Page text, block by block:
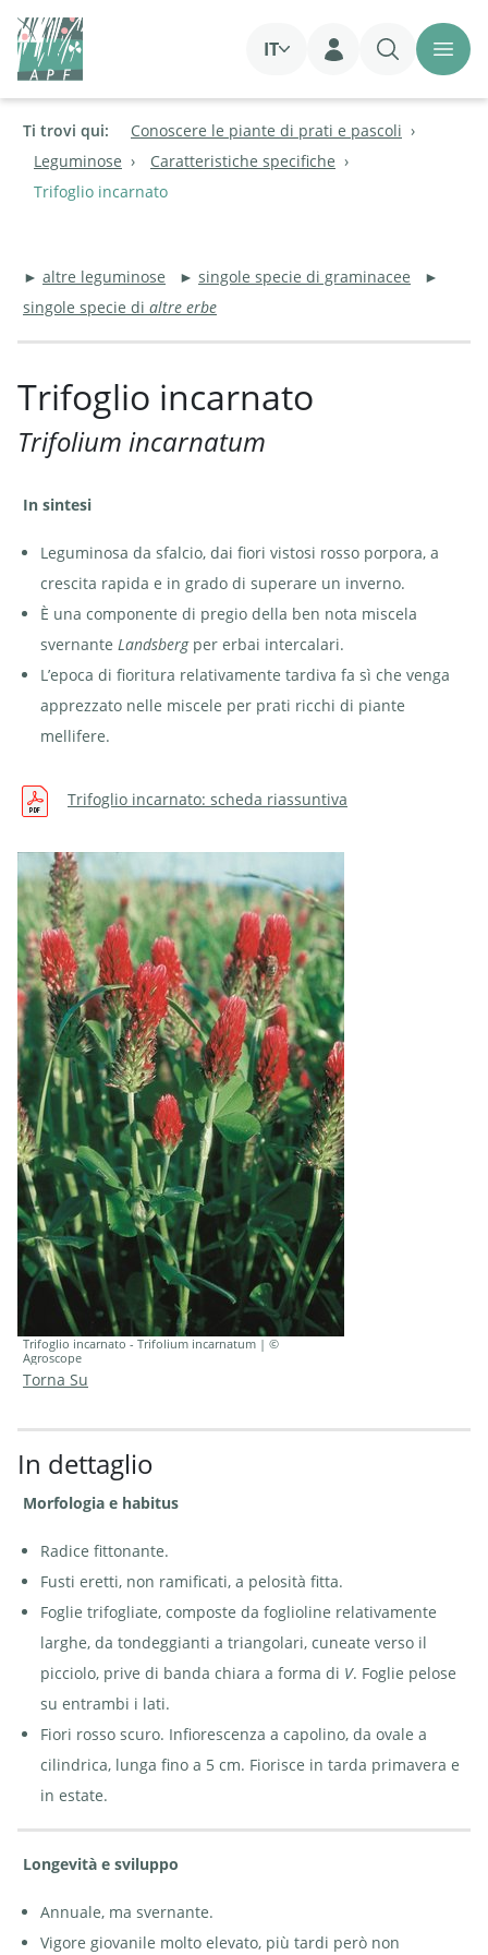
IT
Login
Ti trovi qui:
Conoscere le piante di prati e pascoli
Leguminose
Caratteristiche specifiche
Trifoglio incarnato
► altre leguminose ► singole specie di graminacee ►
singole specie di altre erbe
Trifoglio incarnato
Trifolium incarnatum
In sintesi
Leguminosa da sfalcio, dai fiori vistosi rosso porpora, a
crescita rapida e in grado di superare un inverno.
È una componente di pregio della ben nota miscela
svernante Landsbergper erbai intercalari.
L’epoca di fioritura relativamente tardiva fa sì che venga
apprezzato nelle miscele per prati ricchi di piante
mellifere.
Trifoglio incarnato: scheda riassuntiva
Trifoglio incarnato - Trifolium incarnatum | ©
Agroscope
Torna Su
In dettaglio
Morfologia e habitus
Radice fittonante.
Fusti eretti, non ramificati, a pelosità fitta.
Foglie trifogliate, composte da foglioline relativamente
larghe, da tondeggianti a triangolari, cuneate verso il
picciolo, prive di banda chiara a forma di V. Foglie pelose
su entrambi i lati.
Fiori rosso scuro. Infiorescenza a capolino, da ovale a
cilindrica, lunga fino a 5 cm. Fiorisce in tarda primavera e
in estate.
Longevità e sviluppo
Annuale, ma svernante.
Vigore giovanile molto elevato, più tardi però non